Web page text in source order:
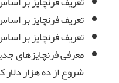
تعریف فرنچایز بر
تعریف فرنچایز بر
معرفی فرنچایزهای
شروع از ده هزار دلار